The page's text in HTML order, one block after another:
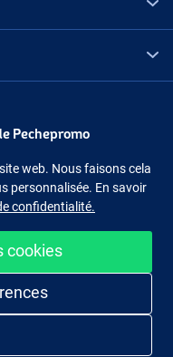
Instagram
Pechepromo
web. Nous faisons cela
personnalisée. En savoir
confidentialité.
cookies